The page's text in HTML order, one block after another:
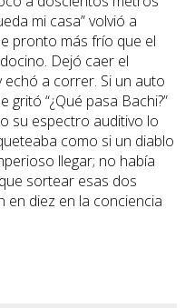
mi casa” volvió a
pronto más frío que el
Dejó caer el
echó a correr. Si un auto
“¿Qué pasa Bachi?”
su espectro auditivo lo
como si un diablo
llegar; no había
sortear esas dos
diez en la conciencia